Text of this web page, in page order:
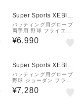
Super Sports XEBIO
&mall店
バッティング用グローブ
両手用 野球 フライエリ
ート JD1101-505
¥6,990
Super Sports XEBIO
&mall店
バッティング用グローブ
野球 ジョーダン フライ
エリート バッティンググ
ローブ JD1101-070
¥7,280